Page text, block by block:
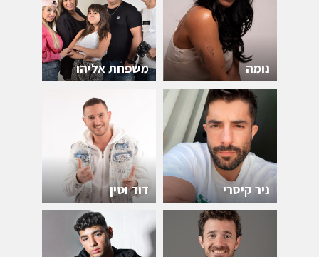
נומה משפחת אליהו
ניר קיסרי דוד וטין